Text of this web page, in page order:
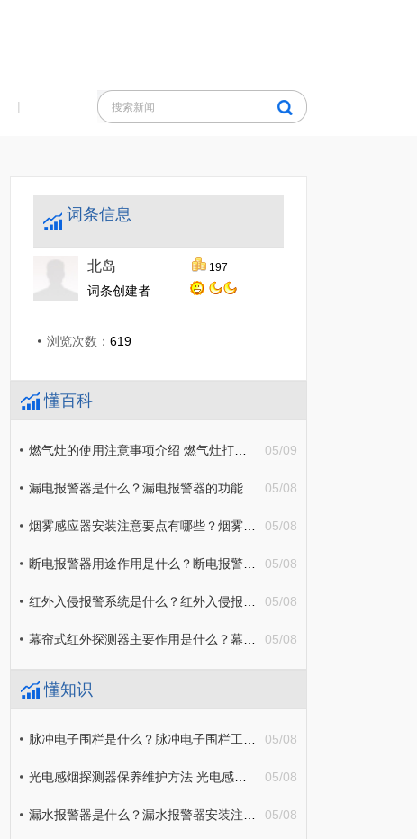
|
词条信息
北岛 197
词条创建者
浏览次数： 619
懂百科
05/09
燃气灶的使用注意事项介绍 燃气灶打不着火应该怎么处理？
05/08
漏电报警器是什么？漏电报警器的功能都有什么？
05/08
烟雾感应器安装注意要点有哪些？烟雾感应器原理详细介绍
05/08
断电报警器用途作用是什么？断电报警器工作原理介绍
05/08
红外入侵报警系统是什么？红外入侵报警系统工作原理介绍
05/08
幕帘式红外探测器主要作用是什么？幕帘式红外探测器原理详细介绍
懂知识
05/08
脉冲电子围栏是什么？脉冲电子围栏工作原理是什么？
05/08
光电感烟探测器保养维护方法 光电感烟探测器原理是什么？
05/08
漏水报警器是什么？漏水报警器安装注意事项分享